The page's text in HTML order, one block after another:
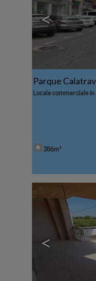
<
Parque
Locale commerciale
386m²
<